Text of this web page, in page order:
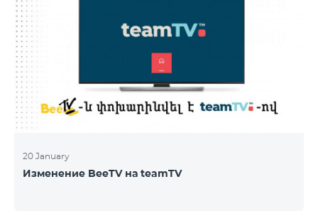
20 January
Изменение BeeTV на teamTV